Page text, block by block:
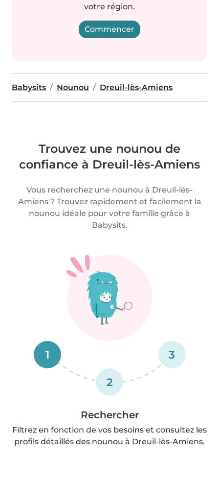
votre région.
Commencer
Babysits Nounou Dreuil-lès-Amiens
Trouvez une nounou de
confiance à Dreuil-lès-Amiens
Vous recherchez une nounou à Dreuil-lès-
Amiens ? Trouvez rapidement et facilement la
nounou idéale pour votre famille grâce à
Babysits.
1
2
3
Rechercher
Filtrez en fonction de vos besoins et consultez les
profils détaillés des nounou à Dreuil-lès-Amiens.